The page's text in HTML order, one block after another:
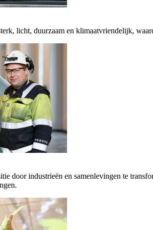
licht, duurzaam en klimaatvriendelijk,
door industrieën en samenlevingen te